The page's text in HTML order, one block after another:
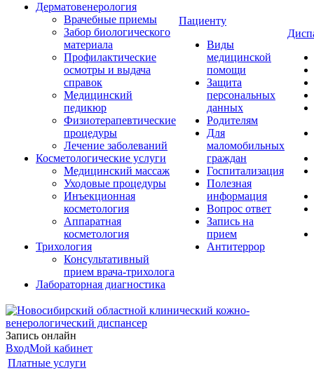
Дерматовенерология
Врачебные приемы
Забор биологического
материала
Профилактические
осмотры и выдача
справок
Медицинский
педикюр
Физиотерапевтические
процедуры
Лечение заболеваний
Косметологические услуги
Медицинский массаж
Уходовые процедуры
Инъекционная
косметология
Аппаратная
косметология
Трихология
Консультативный
прием врача-трихолога
Лабораторная диагностика
Пациенту
Виды
медицинской
помощи
Защита
персональных
данных
Родителям
Для
маломобильных
граждан
Госпитализация
Полезная
информация
Вопрос ответ
Запись на
прием
Антитеррор
Запись онлайн
ВходМой кабинет
Платные услуги